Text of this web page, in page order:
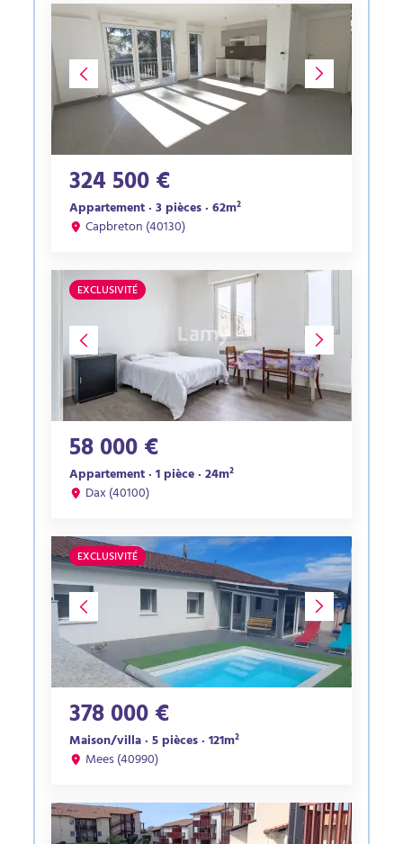
324 500 €
Appartement · 3 pièces · 62m²
Capbreton (40130)
EXCLUSIVITÉ
58 000 €
Appartement · 1 pièce · 24m²
Dax (40100)
EXCLUSIVITÉ
378 000 €
Maison/villa · 5 pièces · 121m²
Mees (40990)